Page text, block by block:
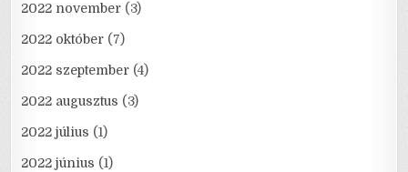
2022 november (3)
2022 október (7)
2022 szeptember (4)
2022 augusztus (3)
2022 július (1)
2022 június (1)